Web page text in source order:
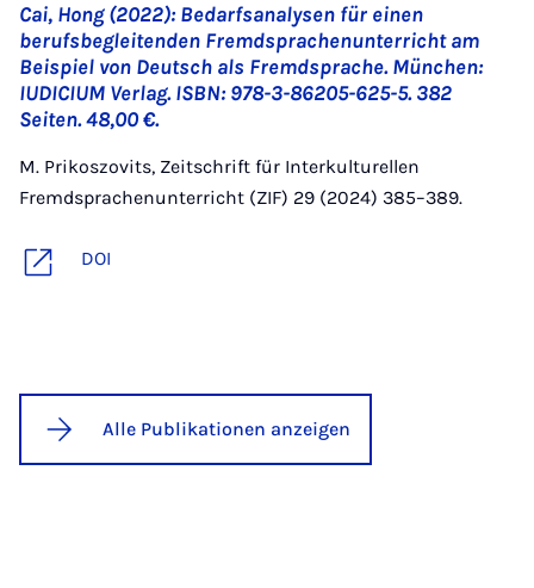
Cai, Hong (2022): Bedarfsanalysen für einen
berufsbegleitenden Fremdsprachenunterricht am
Beispiel von Deutsch als Fremdsprache. München:
IUDICIUM Verlag. ISBN: 978-3-86205-625-5. 382
Seiten. 48,00 €.
M. Prikoszovits, Zeitschrift für Interkulturellen
Fremdsprachenunterricht (ZIF) 29 (2024) 385–389.
DOI
Alle Publikationen anzeigen